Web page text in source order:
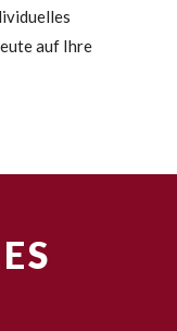
auf Ihre